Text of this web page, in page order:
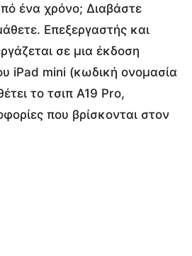
ένα χρόνο; Διαβάστε
Επεξεργαστής και
σε μια έκδοση
iPad mini (κωδική ονομασία
το τσιπ A19 Pro,
που βρίσκονται στον